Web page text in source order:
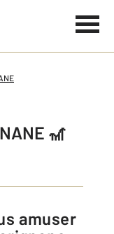
🎢